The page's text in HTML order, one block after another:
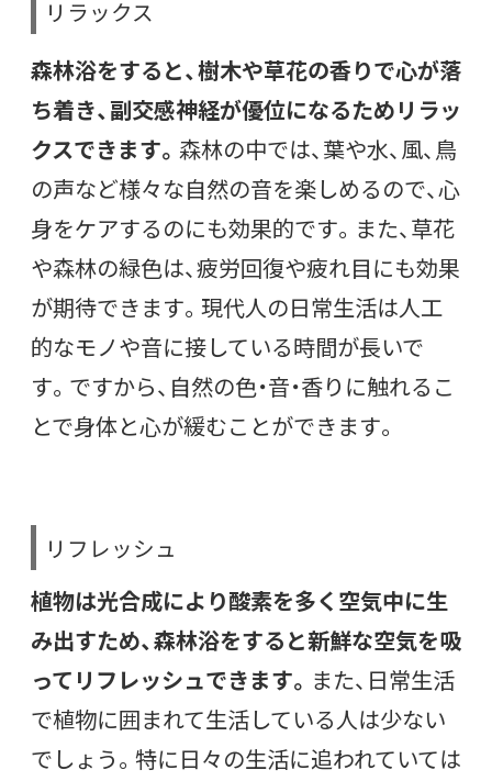
リラックス
森林浴をすると、樹木や草花の香りで心が落
ち着き、副交感神経が優位になるためリラッ
クスできます。 森林の中では、葉や水、風、鳥
の声など様々な自然の音を楽しめるので、心
身をケアするのにも効果的です。また、草花
や森林の緑色は、疲労回復や疲れ目にも効果
が期待できます。現代人の日常生活は人工
的なモノや音に接している時間が長いで
す。ですから、自然の色・音・香りに触れるこ
とで身体と心が緩むことができます。
リフレッシュ
植物は光合成により酸素を多く空気中に生
み出すため、森林浴をすると新鮮な空気を吸
ってリフレッシュできます。 また、日常生活
で植物に囲まれて生活している人は少ない
でしょう。特に日々の生活に追われていては